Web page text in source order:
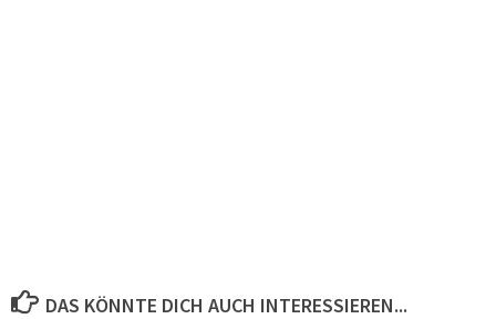
DAS KÖNNTE DICH AUCH INTERESSIEREN...